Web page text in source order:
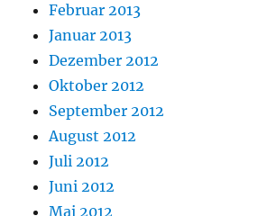
Februar 2013
Januar 2013
Dezember 2012
Oktober 2012
September 2012
August 2012
Juli 2012
Juni 2012
Mai 2012